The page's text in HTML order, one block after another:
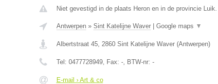
Niet gevestigd in de plaats Heron en in de provincie Luik.
Antwerpen» Sint Katelijne Waver| Google maps ▼
Albertstraat 45, 2860 Sint Katelijne Waver(Antwerpen)
Tel: 0477728949, Fax: -, BTW-nr: -
E-mail › Art & co